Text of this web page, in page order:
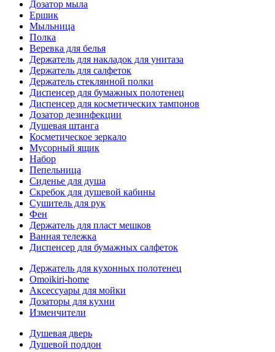
Дозатор мыла
Eршик
Мыльница
Полка
Веревка для белья
Держатель для накладок для унитаза
Держатель для салфеток
Держатель стеклянной полки
Диспенсер для бумажных полотенец
Диспенсер для косметических тампонов
Дозатор дезинфекции
Душевая штанга
Косметическое зеркало
Мусорный ящик
Набор
Пепельница
Сиденье для душа
Скребок для душевой кабины
Сушитель для рук
Фен
Держатель для пласт мешков
Ванная тележка
Диспенсер для бумажных салфеток
Держатель для кухонных полотенец
Omoikiri-home
Аксессуары для мойки
Дозаторы для кухни
Изменчители
Душевая дверь
Душевой поддон